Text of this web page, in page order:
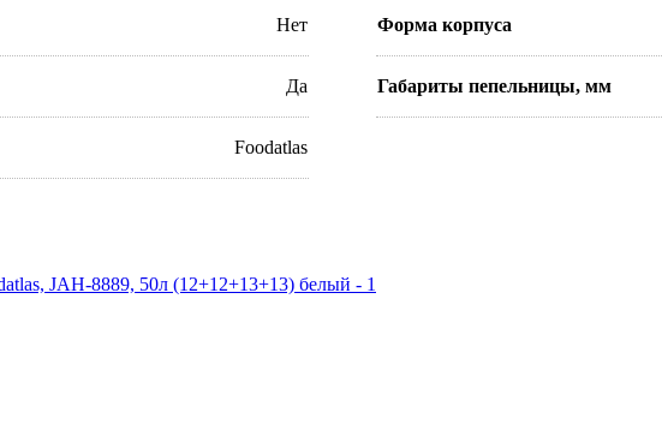
Нет Форма корпуса
Да Габариты пепельницы, мм
Foodatlas